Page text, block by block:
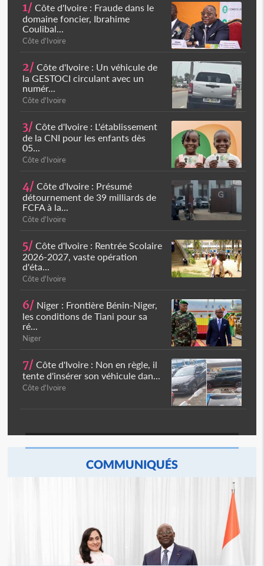
1/ Côte d'Ivoire : Fraude dans le
domaine foncier, Ibrahime
Coulibal...
Côte d'Ivoire
2/ Côte d'Ivoire : Un véhicule de
la GESTOCI circulant avec un
numér...
Côte d'Ivoire
3/ Côte d'Ivoire : L'établissement
de la CNI pour les enfants dès
05...
Côte d'Ivoire
4/ Côte d'Ivoire : Présumé
détournement de 39 milliards de
FCFA à la...
Côte d'Ivoire
5/ Côte d'Ivoire : Rentrée Scolaire
2026-2027, vaste opération
d'éta...
Côte d'Ivoire
6/ Niger : Frontière Bénin-Niger,
les conditions de Tiani pour sa
ré...
Niger
7/ Côte d'Ivoire : Non en règle, il
tente d'insérer son véhicule dan...
Côte d'Ivoire
COMMUNIQUÉS